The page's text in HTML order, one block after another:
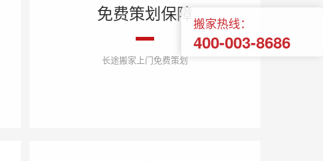
免费策划保障
长途搬家上门免费策划
搬家热线：
400-003-8686